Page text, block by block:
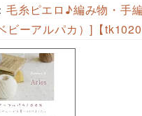
毛糸ピエロ♪編み物・手
ビーアルパカ）]【